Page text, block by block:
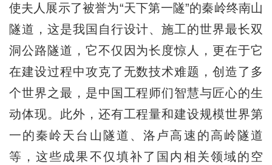
使夫人展示了被誉为“天下第一隧”的秦岭终南山
隧道，这是我国自行设计、施工的世界最长双
洞公路隧道，它不仅因为长度惊人，更在于它
在建设过程中攻克了无数技术难题，创造了多
个世界之最，是中国工程师们智慧与匠心的生
动体现。此外，还有工程量和建设规模世界第
一的秦岭天台山隧道、洛卢高速的高岭隧道
等，这些成果不仅填补了国内相关领域的空